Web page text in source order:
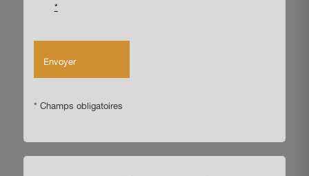
*
* Champs obligatoires